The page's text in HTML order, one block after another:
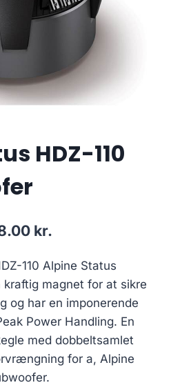
HDZ-110
kr..
kr.
pris
er:
4,968.00 kr..
110 Alpine Status
magnet for at sikre
og har en imponerende
Power Handling. En
med dobbeltsamlet
for a, Alpine